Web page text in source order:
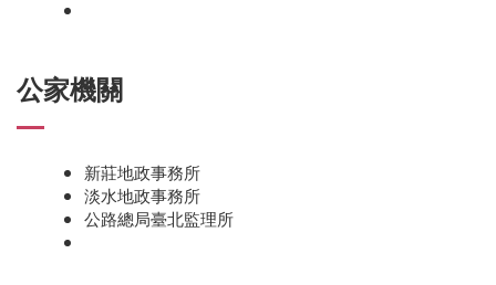
公家機關
新莊地政事務所
淡水地政事務所
公路總局臺北監理所